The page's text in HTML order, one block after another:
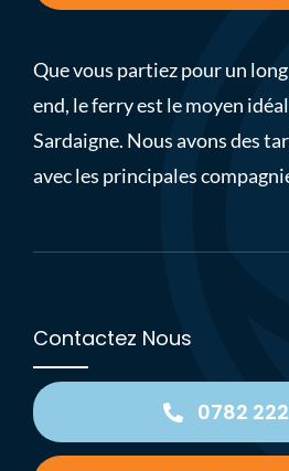
Que vous partiez pour un
end, le ferry est le moyen
Sardaigne. Nous avons des
avec les principales
Contactez Nous
0782